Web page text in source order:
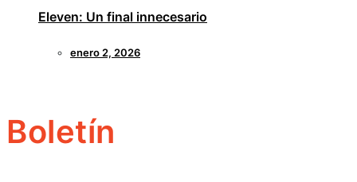
Eleven: Un final innecesario
enero 2, 2026
Boletín